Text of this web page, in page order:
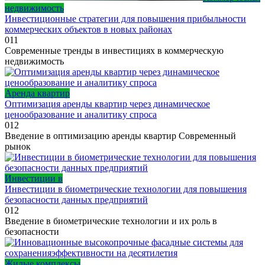
недвижимость
Инвестиционные стратегии для повышения прибыльности
коммерческих объектов в новых районах
011
Современные тренды в инвестициях в коммерческую
недвижимость
Аренда квартир
Оптимизация аренды квартир через динамическое
ценообразование и аналитику спроса
012
Введение в оптимизацию аренды квартир Современный
рынок
Инвестиции в
Инвестиции в биометрические технологии для повышения
безопасности данных предприятий
012
Введение в биометрические технологии и их роль в
безопасности